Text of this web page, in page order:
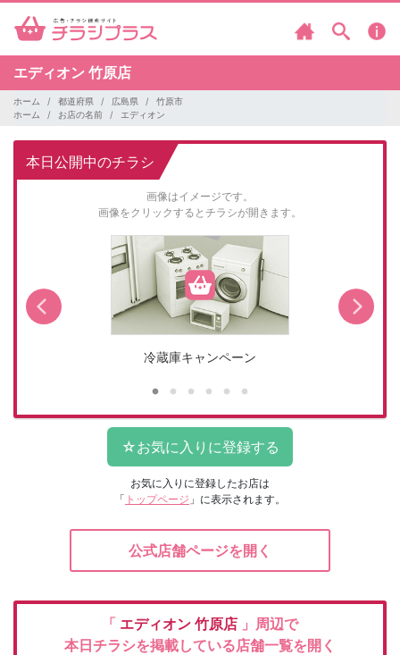
エディオン 竹原店
ホーム 都道府県 広島県
竹原市
ホーム
お店の名前 エディオン
本日公開中のチラシ
画像はイメージです。
画像をクリックするとチラシが開きます。
冷蔵庫キャンペーン
お気に入りに登録したお店は
「 トップページ 」に表示されます。
公式店舗ページを開く
「 エディオン 竹原店 」周辺で
本日チラシを掲載している店舗一覧を開く